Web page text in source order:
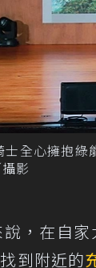
士全心擁抱
影
，在自
到附近的